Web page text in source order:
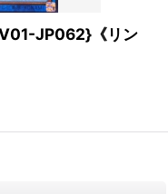
JP062}《リン